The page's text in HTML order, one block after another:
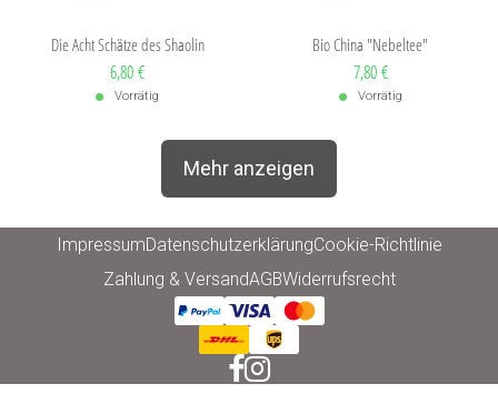
Die Acht Schätze des Shaolin
Verkaufspreis: 6,80 €
6,80 €
Vorrätig
Bio China "Nebeltee"
Verkaufspreis: 7,80 €
7,80 €
Vorrätig
Mehr anzeigen
ImpressumDatenschutzerklärungCookie-Richtlinie
Zahlung & VersandAGBWiderrufsrecht